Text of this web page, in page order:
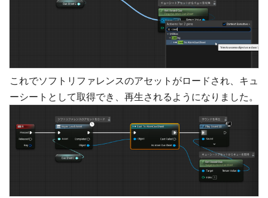
これでソフトリファレンスのアセットがロードされ、キュ
ーシートとして取得でき、再生されるようになりました。